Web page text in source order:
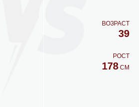
ВОЗРАСТ
39
РОСТ
178 СМ